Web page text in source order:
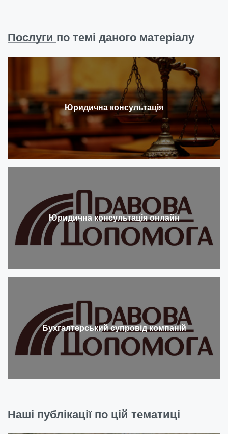
Послуги по темі даного матеріалу
Юридична консультація
Юридична консультація онлайн
Бухгалтерський супровід компаній
Наші публікації по цій тематиці